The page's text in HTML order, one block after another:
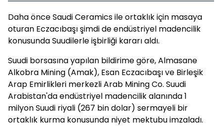
Daha önce Saudi Ceramics ile ortaklık için masaya
oturan Eczacıbaşı şimdi de endüstriyel madencilik
konusunda Suudilerle işbirliği kararı aldı.
Suudi borsasına yapılan bildirime göre, Almasane
Alkobra Mining (Amak), Esan Eczacıbaşı ve Birleşik
Arap Emirlikleri merkezli Arab Mining Co. Suudi
Arabistan'da endüstriyel madencilik alanında 1
milyon Suudi riyali (267 bin dolar) sermayeli bir
ortaklık kurma konusunda niyet mektubu imzaladı.